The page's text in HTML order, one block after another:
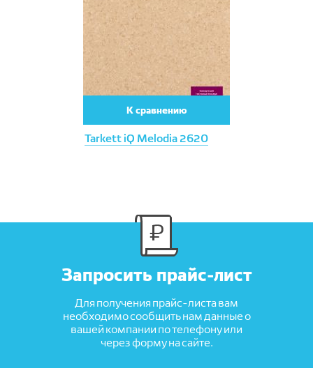
Tarkett iQ Melodia 2620
К сравнению
Запросить прайс-лист
Для получения прайс-листа вам
необходимо сообщить нам данные о
вашей компании по телефону или
через форму на сайте.